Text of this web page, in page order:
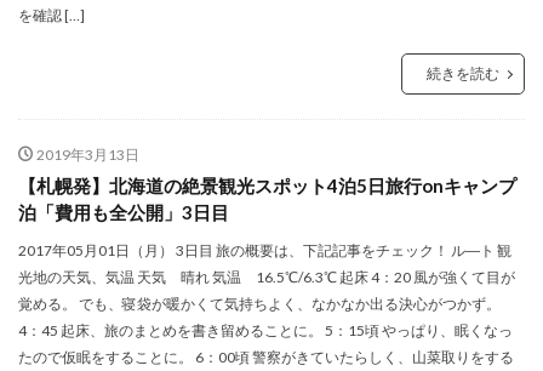
を確認 […]
続きを読む
2019年3月13日
【札幌発】北海道の絶景観光スポット4泊5日旅行onキャンプ
泊「費用も全公開」3日目
2017年05月01日（月） 3日目 旅の概要は、下記記事をチェック！ ル―ト 観
光地の天気、気温 天気 晴れ 気温 16.5℃/6.3℃ 起床 4：20 風が強くて目が
覚める。 でも、寝袋が暖かくて気持ちよく、なかなか出る決心がつかず。
4：45 起床、旅のまとめを書き留めることに。 5：15頃 やっぱり、眠くなっ
たので仮眠をすることに。 6：00頃 警察がきていたらしく、山菜取りをする